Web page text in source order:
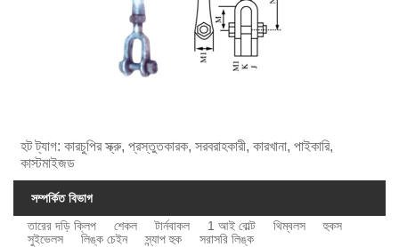
হট ট্যাগ: কারচুপির স্ক্রু, প্রস্তুতকারক, সরবরাহকারী, কারখানা, পাইকারি,
কাস্টমাইজড
সম্পর্কিত বিভাগ
তারের দড়ি ক্লিপ
শেকল টার্নবাকল 1 আই বোল্ট থিম্বলস
হুকস
সুইভেলস
লিঙ্ক চেইন স্ন্যাপ হুক সরাসরি লিঙ্ক